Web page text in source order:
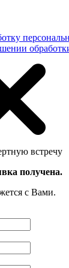
встречу
получена.
с Вами.